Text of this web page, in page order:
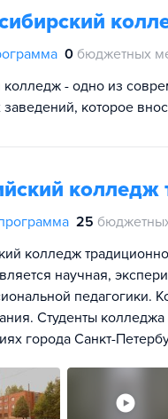
0 бюджетных
колледж - одно из
которое
колледж
25
колледж
научная,
педагогики.
Студенты
города Санкт-